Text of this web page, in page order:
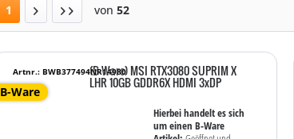
1 von 52
B-Ware
(B-Ware) MSI RTX3080 SUPRIM X
LHR 10GB GDDR6X HDMI 3xDP
Hierbei handelt es sich
um einen B-Ware
Artnr.: BWB377494NR14980